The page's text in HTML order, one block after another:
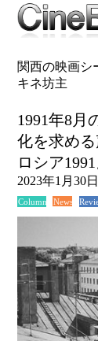
関西の映画シ
キネ坊主
1991年8月
化を求め
ロシア
2023年1月30日
Column News